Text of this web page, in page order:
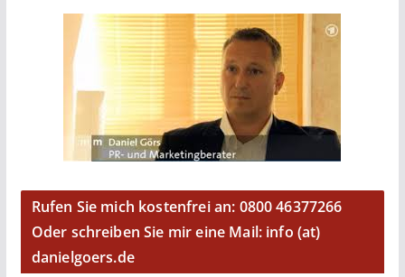
Rufen Sie mich kostenfrei an: 0800 46377266
Oder schreiben Sie mir eine Mail: info (at)
danielgoers.de